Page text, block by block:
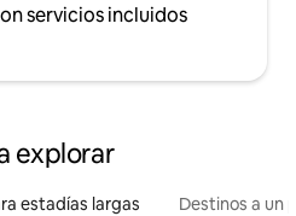
servicios incluidos
explorar
estadías largas Destinos a un